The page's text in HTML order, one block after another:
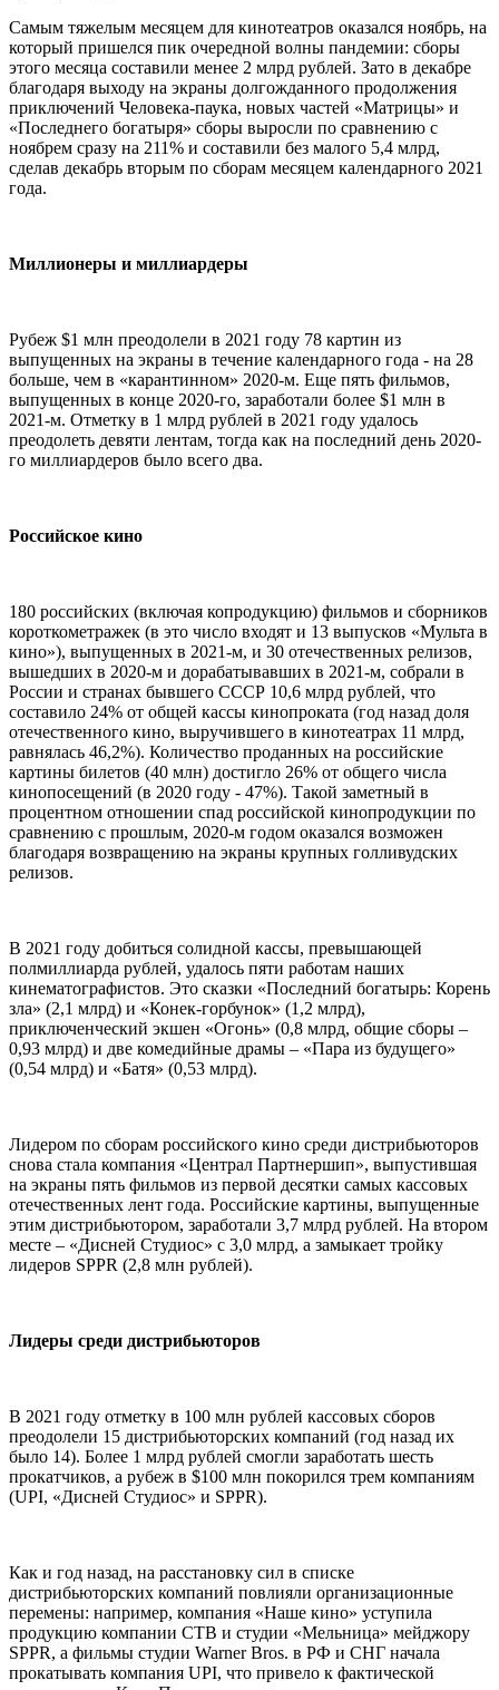
Самым тяжелым месяцем для кинотеатров оказался ноябрь, на
который пришелся пик очередной волны пандемии: сборы
этого месяца составили менее 2 млрд рублей. Зато в декабре
благодаря выходу на экраны долгожданного продолжения
приключений Человека-паука, новых частей «Матрицы» и
«Последнего богатыря» сборы выросли по сравнению с
ноябрем сразу на 211% и составили без малого 5,4 млрд,
сделав декабрь вторым по сборам месяцем календарного 2021
года.
Миллионеры и миллиардеры
Рубеж $1 млн преодолели в 2021 году 78 картин из
выпущенных на экраны в течение календарного года - на 28
больше, чем в «карантинном» 2020-м. Еще пять фильмов,
выпущенных в конце 2020-го, заработали более $1 млн в
2021-м. Отметку в 1 млрд рублей в 2021 году удалось
преодолеть девяти лентам, тогда как на последний день 2020-
го миллиардеров было всего два.
Российское кино
180 российских (включая копродукцию) фильмов и сборников
короткометражек (в это число входят и 13 выпусков «Мульта в
кино»), выпущенных в 2021-м, и 30 отечественных релизов,
вышедших в 2020-м и дорабатывавших в 2021-м, собрали в
России и странах бывшего СССР 10,6 млрд рублей, что
составило 24% от общей кассы кинопроката (год назад доля
отечественного кино, выручившего в кинотеатрах 11 млрд,
равнялась 46,2%). Количество проданных на российские
картины билетов (40 млн) достигло 26% от общего числа
кинопосещений (в 2020 году - 47%). Такой заметный в
процентном отношении спад российской кинопродукции по
сравнению с прошлым, 2020-м годом оказался возможен
благодаря возвращению на экраны крупных голливудских
релизов.
В 2021 году добиться солидной кассы, превышающей
полмиллиарда рублей, удалось пяти работам наших
кинематографистов. Это сказки «Последний богатырь: Корень
зла» (2,1 млрд) и «Конек-горбунок» (1,2 млрд),
приключенческий экшен «Огонь» (0,8 млрд, общие сборы –
0,93 млрд) и две комедийные драмы – «Пара из будущего»
(0,54 млрд) и «Батя» (0,53 млрд).
Лидером по сборам российского кино среди дистрибьюторов
снова стала компания «Централ Партнершип», выпустившая
на экраны пять фильмов из первой десятки самых кассовых
отечественных лент года. Российские картины, выпущенные
этим дистрибьютором, заработали 3,7 млрд рублей. На втором
месте – «Дисней Студиос» с 3,0 млрд, а замыкает тройку
лидеров SPPR (2,8 млн рублей).
Лидеры среди дистрибьюторов
В 2021 году отметку в 100 млн рублей кассовых сборов
преодолели 15 дистрибьюторских компаний (год назад их
было 14). Более 1 млрд рублей смогли заработать шесть
прокатчиков, а рубеж в $100 млн покорился трем компаниям
(UPI, «Дисней Студиос» и SPPR).
Как и год назад, на расстановку сил в списке
дистрибьюторских компаний повлияли организационные
перемены: например, компания «Наше кино» уступила
продукцию компании СТВ и студии «Мельница» мейджору
SPPR, а фильмы студии Warner Bros. в РФ и СНГ начала
прокатывать компания UPI, что привело к фактической